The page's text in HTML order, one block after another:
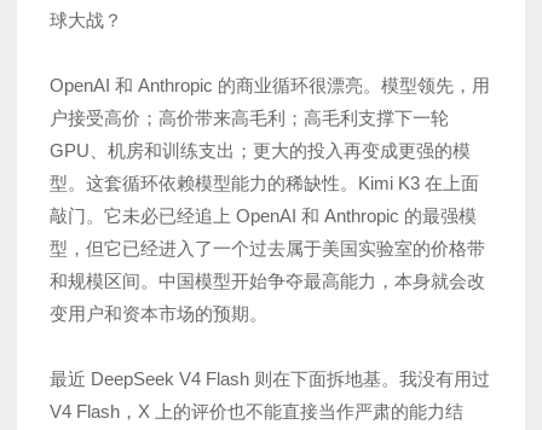
球大战？
OpenAI 和 Anthropic 的商业循环很漂亮。模型领先，用
户接受高价；高价带来高毛利；高毛利支撑下一轮
GPU、机房和训练支出；更大的投入再变成更强的模
型。这套循环依赖模型能力的稀缺性。Kimi K3 在上面
敲门。它未必已经追上 OpenAI 和 Anthropic 的最强模
型，但它已经进入了一个过去属于美国实验室的价格带
和规模区间。中国模型开始争夺最高能力，本身就会改
变用户和资本市场的预期。
最近 DeepSeek V4 Flash 则在下面拆地基。我没有用过
V4 Flash，X 上的评价也不能直接当作严肃的能力结